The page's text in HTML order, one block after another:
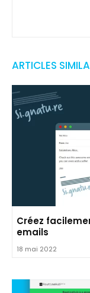
ARTICLES
Créez
emails
18 mai 2022